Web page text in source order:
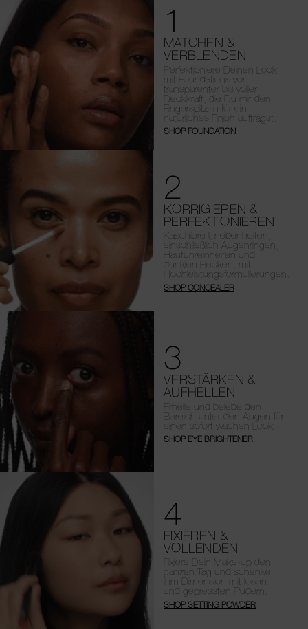
1
MATCHEN &
VERBLENDEN
Perfektioniere Deinen Look
mit Foundations von
transparenter bis voller
Deckkraft, die Du mit den
Fingerspitzen für ein
natürliches Finish aufträgst.
SHOP FOUNDATION
2
KORRIGIEREN &
PERFEKTIONIEREN
Kaschiere Unebenheiten,
einschließlich Augenringen,
Hautunreinheiten und
dunklen Flecken, mit
Hochleistungsformulierungen.
SHOP CONCEALER
3
VERSTÄRKEN &
AUFHELLEN
Erhelle und belebe den
Bereich unter den Augen für
einen sofort wachen Look.
SHOP EYE BRIGHTENER
4
FIXIEREN &
VOLLENDEN
Fixiere Dein Make-up den
ganzen Tag und schenke
ihm Dimension mit losen
und gepressten Pudern.
SHOP SETTING POWDER